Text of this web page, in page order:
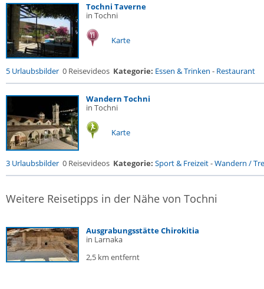
Tochni Taverne
in Tochni
Karte
5 Urlaubsbilder 0 Reisevideos Kategorie: Essen & Trinken - Restaurant
Wandern Tochni
in Tochni
Karte
3 Urlaubsbilder 0 Reisevideos Kategorie: Sport & Freizeit-Wandern /
Weitere Reisetipps in der Nähe von Tochni
Ausgrabungsstätte Chirokitia
in Larnaka
2,5 km entfernt